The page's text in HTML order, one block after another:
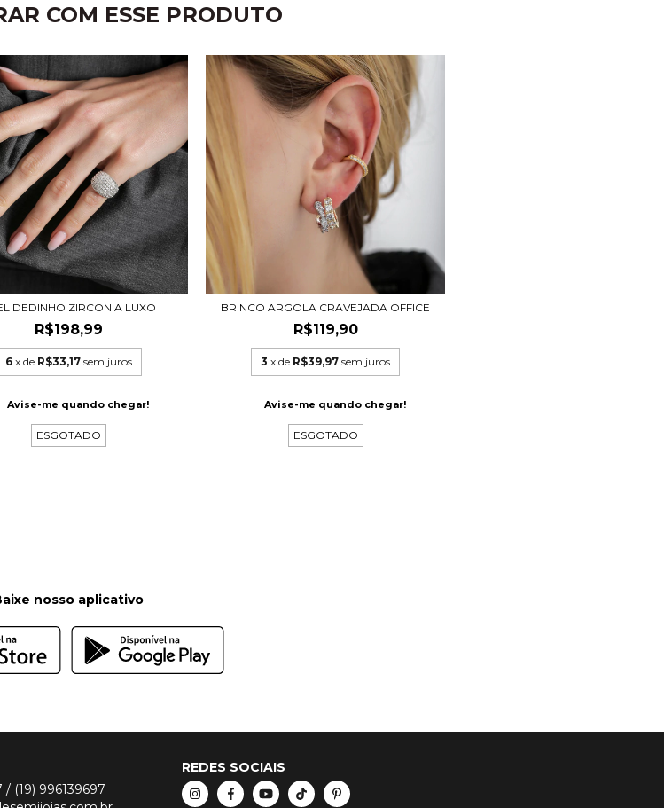
COM ESSE PRODUTO
DEDINHO ZIRCONIA LUXO
R$198,99
6 x de R$33,17 sem juros
Avise-me quando chegar!
ESGOTADO
BRINCO ARGOLA CRAVEJADA OFFICE
R$119,90
3 x de R$39,97 sem juros
Avise-me quando chegar!
ESGOTADO
nosso aplicativo
/ (19) 996139697
REDES SOCIAIS